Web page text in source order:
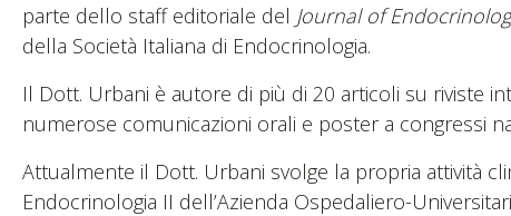
parte dello staff editoriale del Journal of
della Società Italiana di Endocrinologia.
Il Dott. Urbani è autore di più di 20 articoli su riviste
numerose comunicazioni orali e poster a congressi
Attualmente il Dott. Urbani svolge la propria attività
Endocrinologia II dell’Azienda Ospedaliero-